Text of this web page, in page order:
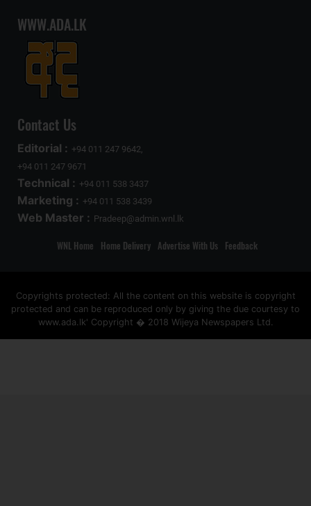
WWW.ADA.LK
Contact Us
Editorial : +94 011 247 9642,
+94 011 247 9671
Technical : +94 011 538 3437
Marketing : +94 011 538 3439
Web Master : Pradeep@admin.wnl.lk
WNL Home Home Delivery Advertise With Us Feedback
Copyrights protected: All the content on this website is copyright
protected and can be reproduced only by giving the due courtesy to
www.ada.lk' Copyright � 2018 Wijeya Newspapers Ltd.